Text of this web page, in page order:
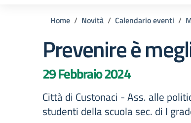
Home Novità Calendario eventi
Prevenire è
29 Febbraio 2024
Città di Custonaci - Ass. alle
studenti della scuola sec. di I